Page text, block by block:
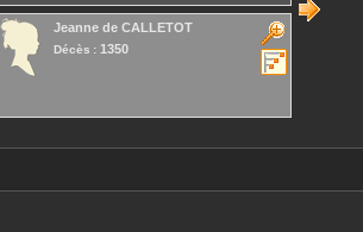
Jeanne de CALLETOT
Décès : 1350